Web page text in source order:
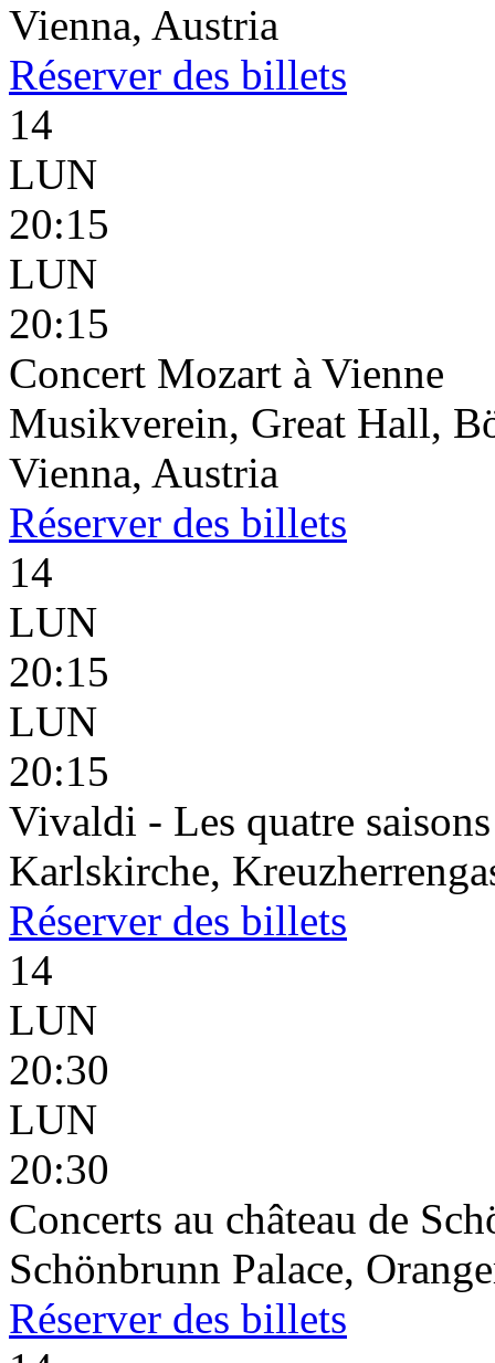
Vienna, Austria
Réserver des billets
14
LUN
20:15
LUN
20:15
Concert Mozart à Vienne
Musikverein, Great Hall,
Vienna, Austria
Réserver des billets
14
LUN
20:15
LUN
20:15
Vivaldi - Les quatre saisons
Karlskirche,
Réserver des billets
14
LUN
20:30
LUN
20:30
Concerts au château de
Schönbrunn Palace,
Réserver des billets